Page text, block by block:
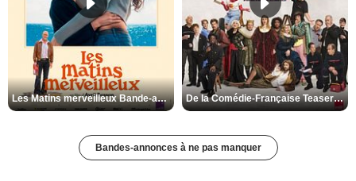
Les Matins merveilleux Bande-annonce VF De la Comédie-Française Teaser VF
Bandes-annonces à ne pas manquer